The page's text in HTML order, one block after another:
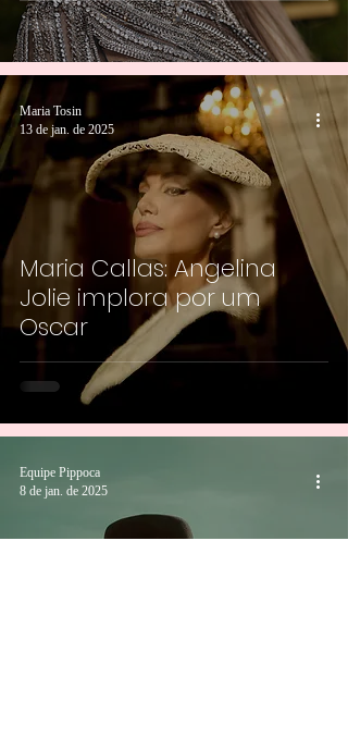
Maria Callas: Angelina
Jolie implora por um
Oscar
Maria Tosin
13 de jan. de 2025
Equipe Pippoca
8 de jan. de 2025